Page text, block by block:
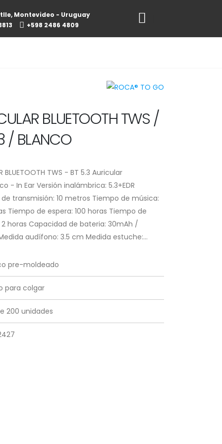
Montevideo - Uruguay
+598 2486 4809
BLUETOOTH TWS /
/ BLANCO
BLUETOOTH TWS - BT 5.3 Auricular
- In Ear Versión inalámbrica: 5.3+EDR
transmisión: 10 metros Tiempo de música:
Tiempo de espera: 100 horas Tiempo de
2 horas Capacidad de bateria: 30mAh /
audífono: 3.5 cm Medida estuche:...
pre-moldeado
para colgar
200 unidades